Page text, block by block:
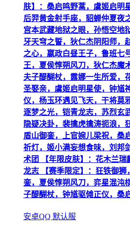
肤】：桑启鸣野蒿，虞姬启明
后羿黄金射手座，貂蝉仲夏夜
宫本武藏地狱之眼，孙悟空地
牙天穹之誓，狄仁杰阴阳师，
之心，嬴政白昼王子，鲁班七
王，夏侯惇朔风刀，狄仁杰魔
夫子醍醐杖，露娜一生所爱，
圣娶亲，虞姬启明星使，钟馗
仪，杨玉环遇见飞天，干将莫
逐梦之光，铠青龙志，苏烈玄
隐疑决卦，裴擒虎擒涛扼浪，
盾山御銮，上官婉儿梁祝，桑
祈灯，姬小满妄想食味，刘邦
术团 【年限皮肤】：花木兰瑞
龙志 【赛季限定】：狂铁御狮
銮，夏侯惇朔风刀，弈星混沌
子醍醐杖，钟馗驱傩正仪，桑
安卓QQ 默认服